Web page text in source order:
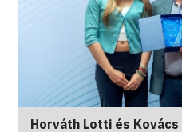
Horváth Lotti és